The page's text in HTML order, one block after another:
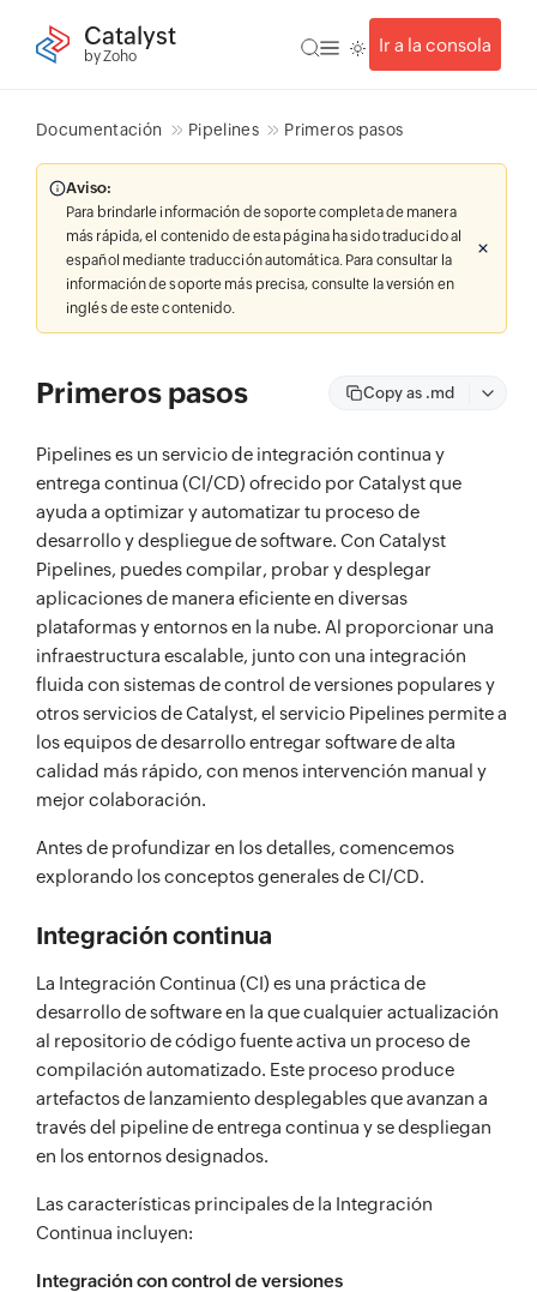
Catalyst
by Zoho
Ir a la consola
Documentación Pipelines Primeros pasos
Aviso:
Para brindarle información de soporte completa de manera
más rápida, el contenido de esta página ha sido traducido al
español mediante traducción automática. Para consultar la
información de soporte más precisa, consulte la versión en
inglés de este contenido.
Primeros pasos Copy as .md
Pipelines es un servicio de integración continua y
entrega continua (CI/CD) ofrecido por Catalyst que
ayuda a optimizar y automatizar tu proceso de
desarrollo y despliegue de software. Con Catalyst
Pipelines, puedes compilar, probar y desplegar
aplicaciones de manera eficiente en diversas
plataformas y entornos en la nube. Al proporcionar una
infraestructura escalable, junto con una integración
fluida con sistemas de control de versiones populares y
otros servicios de Catalyst, el servicio Pipelines permite a
los equipos de desarrollo entregar software de alta
calidad más rápido, con menos intervención manual y
mejor colaboración.
Antes de profundizar en los detalles, comencemos
explorando los conceptos generales de CI/CD.
Integración continua
La Integración Continua (CI) es una práctica de
desarrollo de software en la que cualquier actualización
al repositorio de código fuente activa un proceso de
compilación automatizado. Este proceso produce
artefactos de lanzamiento desplegables que avanzan a
través del pipeline de entrega continua y se despliegan
en los entornos designados.
Las características principales de la Integración
Continua incluyen:
Integración con control de versiones